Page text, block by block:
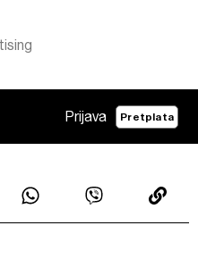
Prijava Pretplata